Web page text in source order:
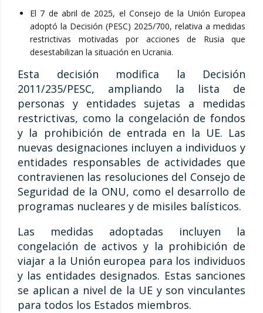
El 7 de abril de 2025, el Consejo de la Unión Europea
adoptó la Decisión (PESC) 2025/700, relativa a medidas
restrictivas motivadas por acciones de Rusia que
desestabilizan la situación en Ucrania.
Esta decisión modifica la Decisión
2011/235/PESC, ampliando la lista de
personas y entidades sujetas a medidas
restrictivas, como la congelación de fondos
y la prohibición de entrada en la UE. Las
nuevas designaciones incluyen a individuos y
entidades responsables de actividades que
contravienen las resoluciones del Consejo de
Seguridad de la ONU, como el desarrollo de
programas nucleares y de misiles balísticos.
Las medidas adoptadas incluyen la
congelación de activos y la prohibición de
viajar a la Unión europea para los individuos
y las entidades designados. Estas sanciones
se aplican a nivel de la UE y son vinculantes
para todos los Estados miembros.